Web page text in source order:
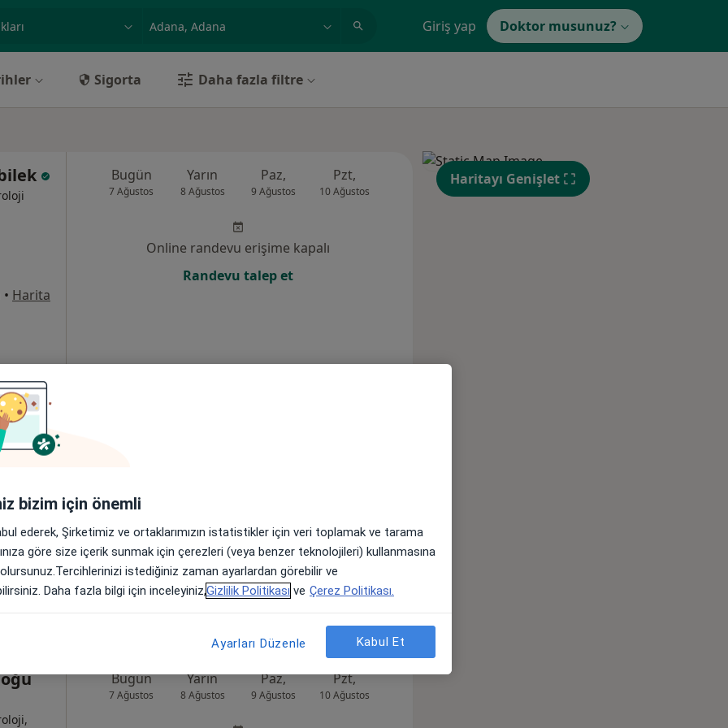
ilgi alanı ve hastalık, isim Giriş yap Doktor musunuz?
Sigorta Daha fazla filtre
• Harita
Bugün
7 Ağustos
Yarın
8 Ağustos
Paz,
9 Ağustos
Pzt,
10 Ağustos 11 Ağustos
Çar,
12 Ağustos
Per,
13 Ağustos
Online randevu erişime kapalı
Randevu talep et
Adana • Harita
Randevu talep et
Bugün
7 Ağustos
Yarın
8 Ağustos
Paz,
9 Ağustos
Pzt,
10 Ağustos
Sal,
Haritayı Genişlet
bizim için önemli
ederek, Şirketimiz ve ortaklarımızın istatistikler için veri toplamak ve tarama
göre size içerik sunmak için çerezleri (veya benzer teknolojileri) kullanmasına
istediğiniz zaman ayarlardan görebilir ve
Daha fazla bilgi için inceleyiniz,Gizlilik Politikası ve Çerez Politikası.
Ayarları Düzenle Kabul Et